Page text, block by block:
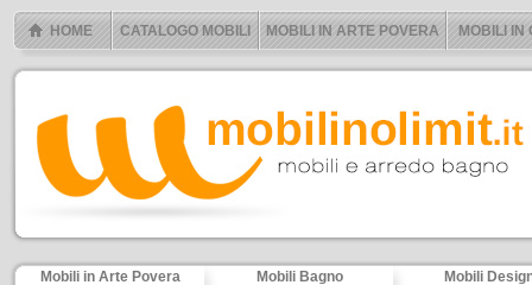
HOME CATALOGO MOBILI MOBILI IN ARTE POVERA MOBILI IN
Mobili in Arte Povera Mobili Bagno Mobili